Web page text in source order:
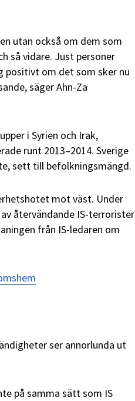
utan också om dem som
så vidare. Just personer
positivt om det som sker nu
säger Ahn-Za
i Syrien och Irak,
runt 2013–2014. Sverige
sett till befolkningsmängd.
mot väst. Under
återvändande IS-terrorister
från IS-ledaren om
ser annorlunda ut
på samma sätt som IS